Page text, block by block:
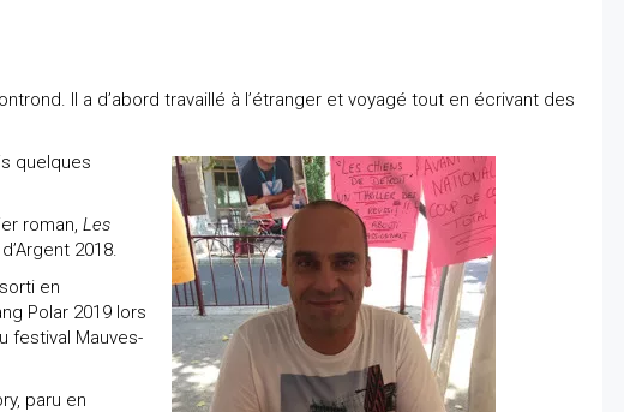
Il a d’abord travaillé à l’étranger et voyagé tout en écrivant des
quelques
roman, Les
2018.
en
Polar 2019 lors
festival Mauves-
paru en